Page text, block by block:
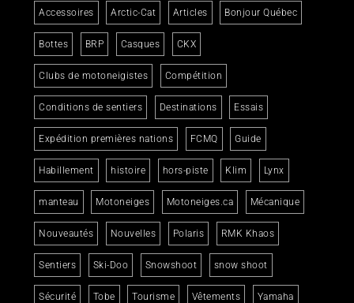
Accessoires Arctic-Cat Articles Bonjour Québec
Bottes BRP Casques CKX
Clubs de motoneigistes Compétition
Conditions de sentiers Destinations Essais
Expédition premières nations FCMQ Guide
Habillement histoire hors-piste Klim Lynx
manteau Motoneiges Motoneiges.ca Mécanique
Nouveautés Nouvelles Polaris RMK Khaos
Sentiers Ski-Doo Snowshoot snow shoot
Sécurité Tobe Tourisme Vêtements Yamaha